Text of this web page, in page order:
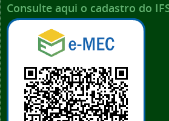
Consulte aqui o cadastro do